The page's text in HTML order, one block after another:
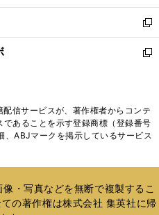
開
く
ウ
で
開
く
ン
ド
ウ
で
ウ
ィ
ン
ド
く
新
し
い
ド
ウ
で
新
ィ
ン
ド
開
く
信サービスが、著作権者からコンテ
あることを示す登録商標（登録番号
ABJマークを掲示しているサービス
・写真などを無断で複製するこ
の著作権は株式会社 集英社に帰